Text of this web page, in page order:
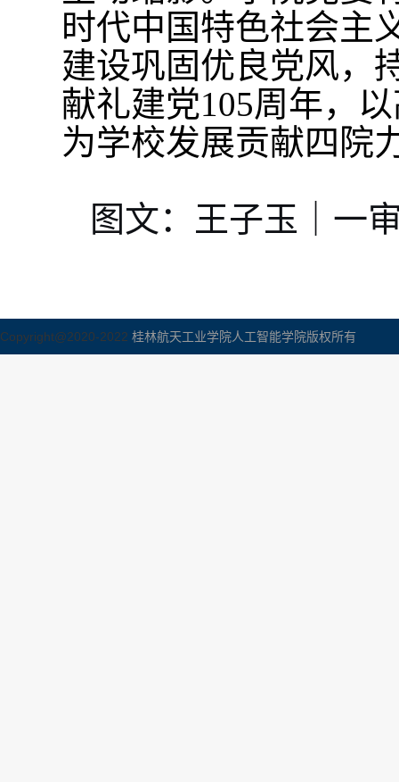
时代中国特色社会主
建设巩固优良党风，
献礼建党105周年，
为学校发展贡献四院
图文： 王子玉｜ 一
Copyright@2020-2022 桂林航天工业学院人工智能学院版权所有